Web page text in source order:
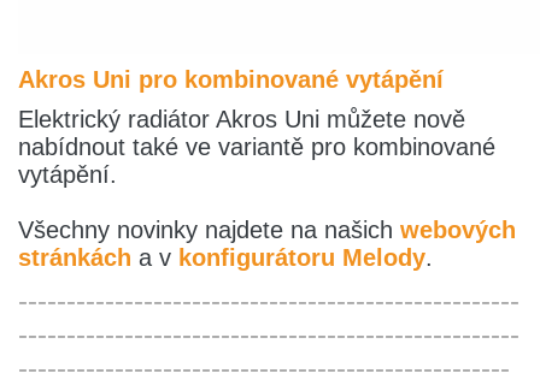
Akros Uni pro kombinované vytápění
Elektrický radiátor Akros Uni můžete nově
nabídnout také ve variantě pro kombinované
vytápění.
Všechny novinky najdete na našich webových
stránkách a v konfigurátoru Melody.
----------------------------------------------------
----------------------------------------------------
---------------------------------------------------